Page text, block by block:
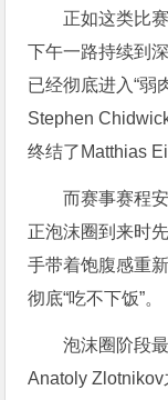
正如这类比
下午一路持续到
已经彻底进入“弱
Stephen
终结了Matthias
而赛事赛程
正泡沫圈到来时
手带着饱腹感重
彻底“吃不下饭”。
泡沫圈阶段
Anatoly